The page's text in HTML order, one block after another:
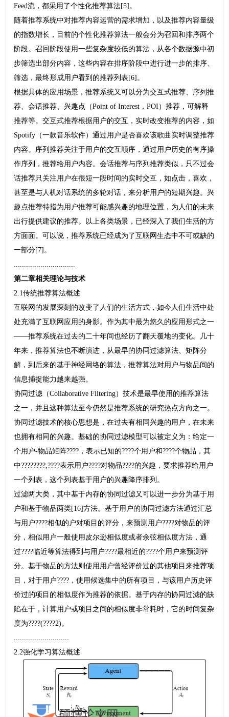
Feed流，都采用了个性化推荐算法[5]。
随着推荐系统中对推荐内容运营的需求增加，以及推荐内容量级
的指数增长，目前的个性化推荐算法一般会分为召回和排序两个
阶段。召回阶段使用一些复杂度较低的算法，从各个数据源中初
步筛选出部分内容，这些内容在排序阶段中进行进一步的排序、
筛选，最终形成用户看到的推荐列表[6]。
根据具体的应用场景，推荐系统又可以分为交互式推荐、序列推
荐、会话推荐、兴趣点（Point of Interest，POI）推荐，可解释
推荐等。交互式推荐根据用户的交互，实时改变推荐的内容，如
Spotify（一款音乐软件）通过用户是否喜欢该歌曲实时调整推荐
内容。序列推荐关注于用户的交互顺序，通过用户历史的有序操
作序列，推荐给用户内容。会话推荐与序列推荐类似，只不过会
话推荐只关注用户在很短一段时间的实时交互，如点击，喜欢，
甚至是与人机对话系统的多轮对话，来分析用户的短期兴趣。兴
趣点推荐特指为用户推荐可能感兴趣的地理位置，为人们的未来
出行提供建议的推荐。以上各类场景，已经深入了我们生活的方
方面面。可以说，推荐系统已经成为了互联网生态中不可或缺的
一部分[7]。
第二章相关理论与技术
2.1传统推荐算法概述
互联网的发展深刻的改变了人们的生活方式，如今人们生活中处
处充满了互联网应用的身影。作为其中最为悠久的应用形式之一
——推荐系统在过去的二十年间也经历了翻天覆地的变化。几十
年来，推荐算法也不断演进，从最早的协同过滤算法、矩阵分
解，到后来的基于神经网络的算法，推荐算法对用户与物品间的
信息捕捉能力越来越强。
协同过滤（Collaborative Filtering）技术是最早使用的推荐算法
之一，并且这种算法至今仍然是推荐系统的研究热点方向之一。
协同过滤技术的核心思想是，在过去有相同兴趣的用户，在未来
也拥有相同的兴趣。基础的协同过滤模型可以被定义为：给定一
个用户-物品矩阵????，表示已知的????个用户和????个物品，其
中????????,????表示用户????对物品????的兴趣，要求推荐给用户
一个列表，这个列表基于用户的兴趣降序排列。
过滤两大类，其中基于内存的协同过滤又可以进一步分为基于用
户和基于物品两类[16]方法。基于用户的协同过滤方法通过汇总
与用户????相似的户对项目的评分，来预测用户????对物品的评
分，相似用户一般使用皮尔逊相似度或者余弦相似度方法，通
过????临近等算法得到与用户????最相近的????个用户来预测评
分。基于物品的方法则使用用户曾经评价过的其他项目来推荐项
目，对于用户????，使用候选集中的所有项目，与该用户历史评
价过的项目的相似度作为推荐的依据。基于内存的协同过滤的缺
陷在于，计算用户或项目之间的相似度非常耗时，它的时间复杂
度为????(????2)。
2.2强化学习算法概述